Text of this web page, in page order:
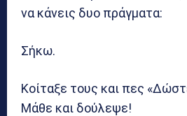
να κάνεις δυο πράγματα:
Σήκω.
Κοίταξε τους και πες
Μάθε και δούλεψε!